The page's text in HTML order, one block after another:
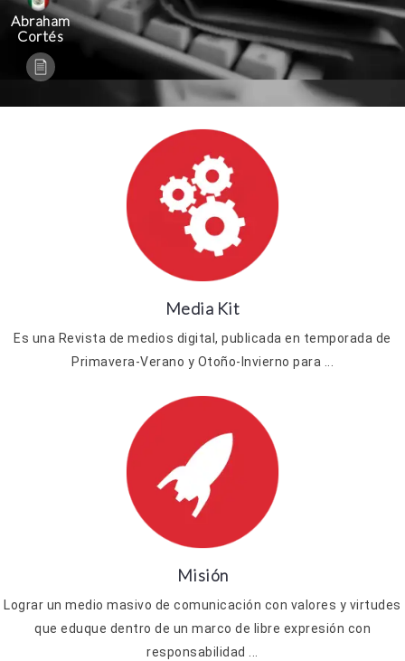
Abraham
Cortés
Media Kit
Es una Revista de medios digital, publicada en temporada de
Primavera-Verano y Otoño-Invierno para ...
Misión
Lograr un medio masivo de comunicación con valores y virtudes
que eduque dentro de un marco de libre expresión con
responsabilidad ...